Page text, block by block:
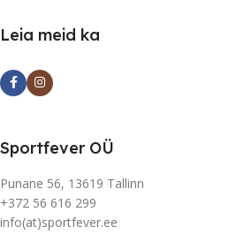
Leia meid ka
Sportfever OÜ
Punane 56, 13619 Tallinn
+372 56 616 299
info(at)sportfever.ee